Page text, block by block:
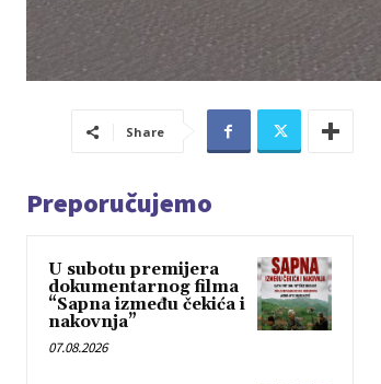
Share
Preporučujemo
U subotu premijera
dokumentarnog filma
“Sapna između čekića i
nakovnja”
07.08.2026